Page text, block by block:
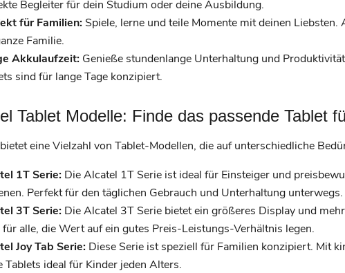
Begleiter für dein Studium oder deine Ausbildung.
für Familien: Spiele, lerne und teile Momente mit deinen
Familie.
Akkulaufzeit: Genieße stundenlange Unterhaltung und
sind für lange Tage konzipiert.
Tablet Modelle: Finde das passende Tablet
eine Vielzahl von Tablet-Modellen, die auf unterschiedliche
1T Serie: Die Alcatel 1T Serie ist ideal für Einsteiger und
Perfekt für den täglichen Gebrauch und Unterhaltung unterwegs.
3T Serie: Die Alcatel 3T Serie bietet ein größeres Display und
für alle, die Wert auf ein gutes Preis-Leistungs-Verhältnis legen.
Joy Tab Serie: Diese Serie ist speziell für Familien konzipiert. Mit
Tablets ideal für Kinder jeden Alters.